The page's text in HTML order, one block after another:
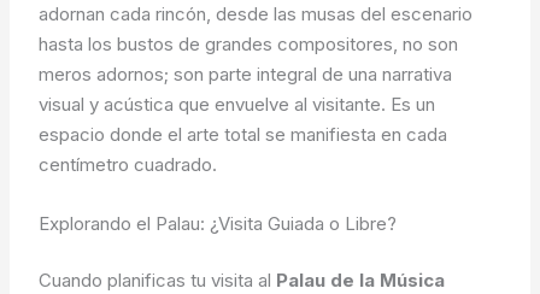
adornan cada rincón, desde las musas del escenario
hasta los bustos de grandes compositores, no son
meros adornos; son parte integral de una narrativa
visual y acústica que envuelve al visitante. Es un
espacio donde el arte total se manifiesta en cada
centímetro cuadrado.
Explorando el Palau: ¿Visita Guiada o Libre?
Cuando planificas tu visita al Palau de la Música